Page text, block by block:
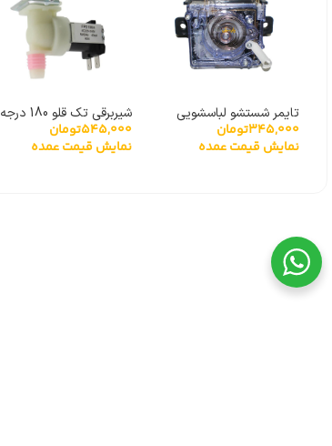
تایمر شستشو لباسشویی
دوقلو حایر
345,000تومان
نمایش قیمت عمده
شیربرقی تک قلو 180 درجه
FPD180A
545,000تومان
نمایش قیمت عمده